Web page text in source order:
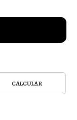
CALCULAR